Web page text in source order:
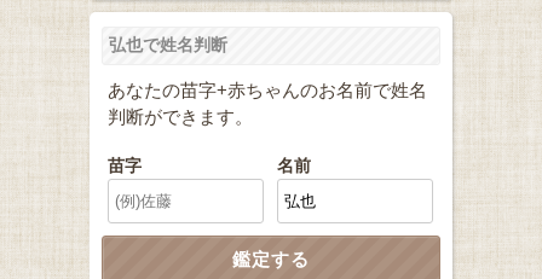
弘也で姓名判断
あなたの苗字+赤ちゃんのお名前で姓名
判断ができます。
苗字 名前